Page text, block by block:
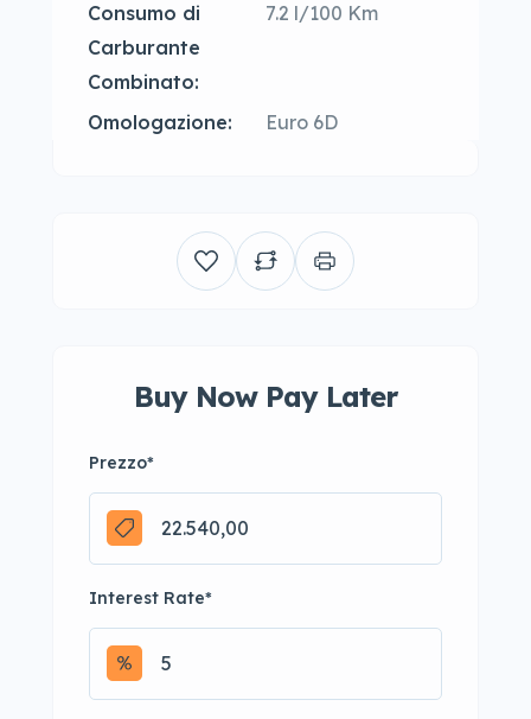
Consumo di
Carburante
Combinato:
7.2 l/100 Km
Omologazione: Euro 6D
Buy Now Pay Later
Prezzo*
Interest Rate*